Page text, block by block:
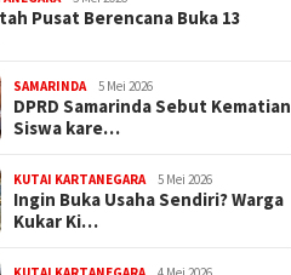
Pusat Berencana Buka 13
SAMARINDA 5 Mei 2026
DPRD Samarinda Sebut Kematian
Siswa kare…
KUTAI KARTANEGARA 5 Mei 2026
Ingin Buka Usaha Sendiri? Warga
Kukar Ki…